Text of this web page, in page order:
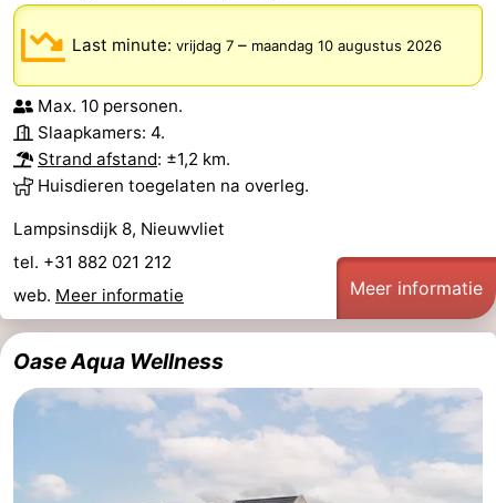
Last minute: vrijdag 7 – maandag 10 augustus 2026
Max. 10 personen.
Slaapkamers: 4.
Strand afstand: ±1,2 km.
Huisdieren toegelaten na overleg.
Lampsinsdijk 8, Nieuwvliet
tel. +31 882 021 212
web. Meer informatie Meer informatie
Oase Aqua Wellness